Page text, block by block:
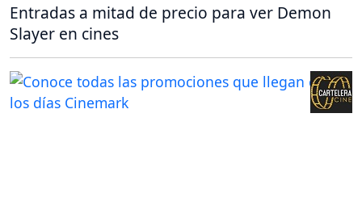
Entradas a mitad de precio para ver Demon
Slayer en cines